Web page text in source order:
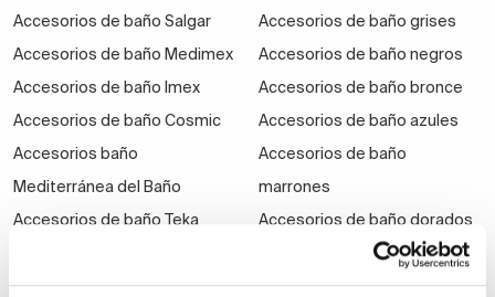
Accesorios de baño Salgar
Accesorios de baño Medimex
Accesorios de baño Imex
Accesorios de baño Cosmic
Accesorios baño
Mediterránea del Baño
Accesorios de baño Teka
Accesorios de baño Manillons
Accesorios de baño grises
Accesorios de baño negros
Accesorios de baño bronce
Accesorios de baño azules
Accesorios de baño
marrones
Accesorios de baño dorados
Accesorios de baño oro rosa
Accesorios de baño blancos